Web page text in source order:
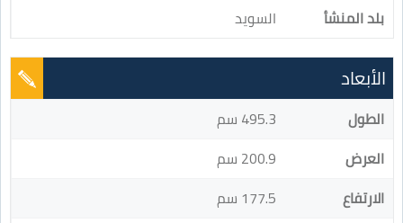
بلد المنشأ
السويد
الأبعاد
الطول
495.3 سم
العرض
200.9 سم
الارتفاع
177.5 سم